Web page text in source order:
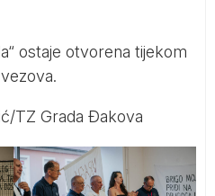
ostaje otvorena tijekom
TZ Grada Đakova